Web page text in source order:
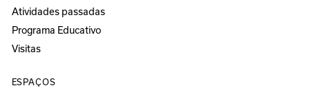
Atividades passadas
Programa Educativo
Visitas
ESPAÇOS